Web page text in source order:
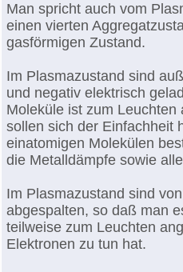
Man spricht auch vom
einen vierten
gasförmigen Zustand.
Im Plasmazustand sind
und negativ elektrisch
Moleküle ist zum
sollen sich der Einfachheit
einatomigen Molekülen
die Metalldämpfe sowie
Im Plasmazustand sind
abgespalten, so daß man
teilweise zum Leuchten
Elektronen zu tun hat.